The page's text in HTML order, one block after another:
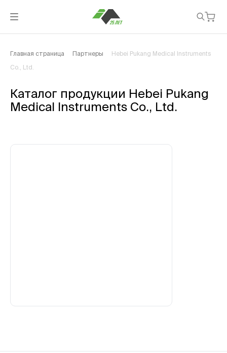
Главная страница Партнеры Hebei Pukang Medical Instruments
Со., Ltd.
Каталог продукции Hebei Pukang
Medical Instruments Со., Ltd.